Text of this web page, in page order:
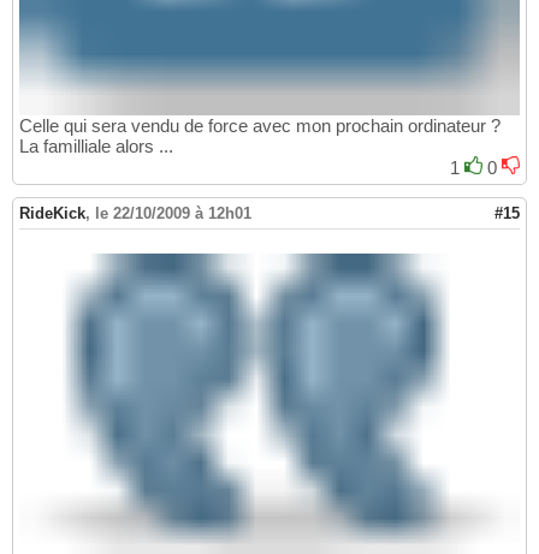
Celle qui sera vendu de force avec mon prochain ordinateur ?
La familliale alors ...
1
0
RideKick, le 22/10/2009 à 12h01 #15